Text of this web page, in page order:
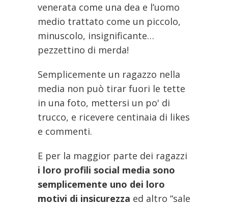
venerata come una dea e l’uomo
medio trattato come un piccolo,
minuscolo, insignificante…
pezzettino di merda!
Semplicemente un ragazzo nella
media non può tirar fuori le tette
in una foto, mettersi un po' di
trucco, e ricevere centinaia di likes
e commenti.
E per la maggior parte dei ragazzi
i loro profili social media sono
semplicemente uno dei loro
motivi di insicurezza ed altro “sale